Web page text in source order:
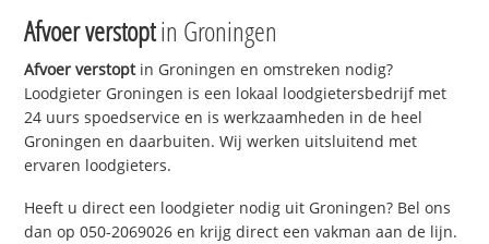
Afvoer verstoptin Groningen
Afvoer verstoptin Groningen en omstreken nodig?
Loodgieter Groningen is een lokaal loodgietersbedrijf met
24 uurs spoedservice en is werkzaamheden in de heel
Groningen en daarbuiten. Wij werken uitsluitend met
ervaren loodgieters.
Heeft u direct een loodgieter nodig uit Groningen? Bel ons
dan op 050-2069026 en krijg direct een vakman aan de lijn.